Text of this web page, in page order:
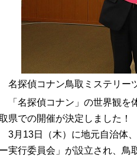
探偵コナン鳥取ミステリー
名探偵コナン」の世界観を
県での開催が決定しました！
月13日（木）に地元自治体、
実行委員会」が設立され、鳥